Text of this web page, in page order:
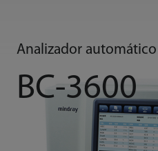
Analizador
BC-3600